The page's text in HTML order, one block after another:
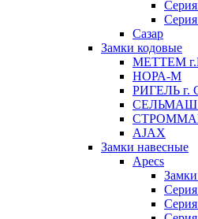
Сазар
Замки кодовые
МЕТТЕМ
НОРА-М
РИГЕЛЬ г.
СЕЛЬМАШ
AJAX
Замки навесные
Apecs